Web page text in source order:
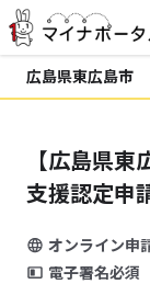
広島県東広島市
【広島県
支援認定申
オンライン申
電子署名必須